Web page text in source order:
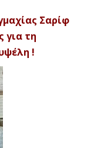
Σαρίφ
για τη
!